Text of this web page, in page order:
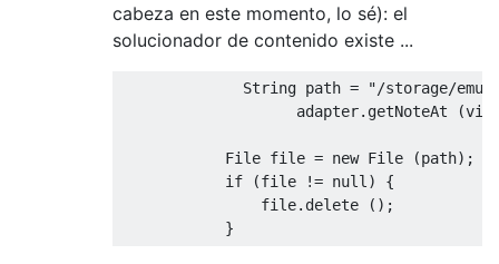
cabeza en este momento, lo sé): el
solucionador de contenido existe ...
String path =
"/storage/
                    adapter
. getNoteAt (
File file = new File (path);
if
(file != null )
{
                file
. delete
();
}